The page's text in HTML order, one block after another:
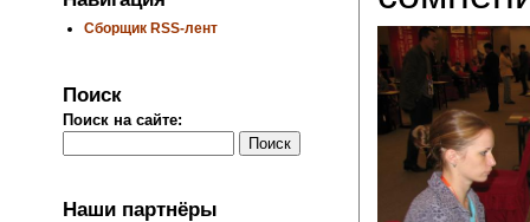
Сборщик RSS-лент
Поиск
Поиск на сайте:
Наши партнёры